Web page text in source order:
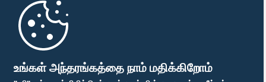
உங்கள் அந்தரங்கத்தை நாம் மதிக்கிறோம்
பி.ப. 2:20 - பி.ப. 2:29
பாராளுமன்ற கையடக்க செயலி